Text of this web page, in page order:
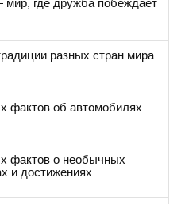
где дружба побеждает
разных стран мира
фактов об автомобилях
фактов о необычных
и достижениях